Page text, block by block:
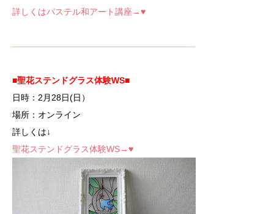
詳しくはパステル和アート講座→♥
—————————————————————-
■聖花ステンドグラス体験WS■
日時：2月28日(日）
場所：オンライン
詳しくは↓
聖花ステンドグラス体験WS→♥